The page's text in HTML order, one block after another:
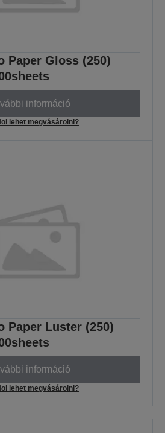
Paper Gloss (250)
információ
lehet megvásárolni?
Paper Luster (250)
információ
lehet megvásárolni?